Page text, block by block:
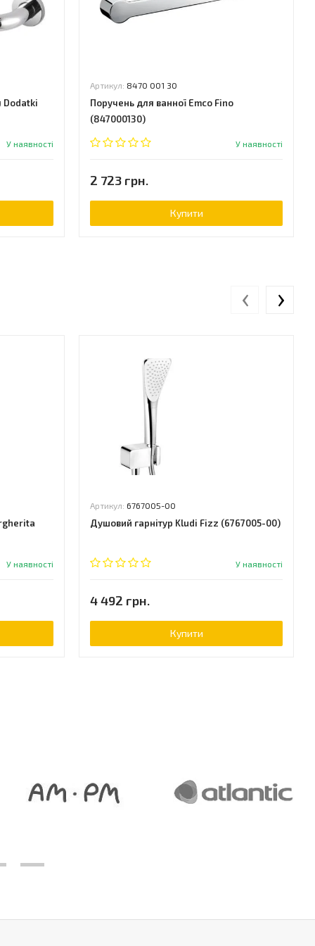
Dodatki
У наявності
Артикул: 8470 001 30
Поручень для ванної Emco Fino
(847000130)
У наявності
2 723 грн.
Купити
У наявності
Артикул: 6767005-00
Душовий гарнітур Kludi Fizz (6767005-00)
У наявності
4 492 грн.
Купити
‹ ›